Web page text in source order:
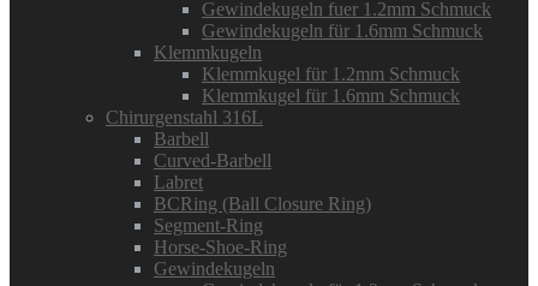
Gewindekugeln fuer 1.2mm Schmuck
Gewindekugeln für 1.6mm Schmuck
Klemmkugeln
Klemmkugel für 1.2mm Schmuck
Klemmkugel für 1.6mm Schmuck
Chirurgenstahl 316L
Barbell
Curved-Barbell
Labret
BCRing (Ball Closure Ring)
Segment-Ring
Horse-Shoe-Ring
Gewindekugeln